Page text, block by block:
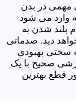
در بدن
وارد می شود
بلند شدن به
دید. صدماتی
سختی بهبودی
صحیح با یک
قطع بهترین